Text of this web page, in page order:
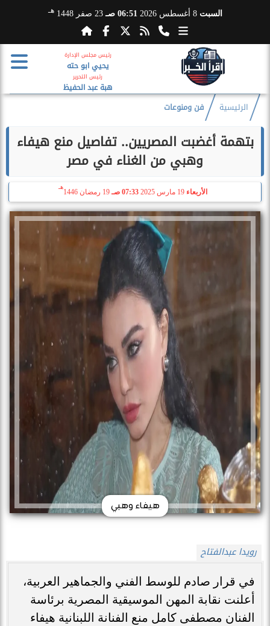
السبت 8 أغسطس 2026 06:51 صـ 23 صفر 1448 هـ
رئيس مجلس الإدارة
يحيي ابو حته
رئيس التحرير
هبة عبد الحفيظ
الرئيسية فن ومنوعات
بتهمة أغضبت المصريين.. تفاصيل منع هيفاء
وهبي من الغناء في مصر
الأربعاء 19 مارس 2025 07:33 صـ 19 رمضان 1446
هـ
هيفاء وهبي
رويدا عبدالفتاح
في قرار صادم للوسط الفني والجماهير العربية،
أعلنت نقابة المهن الموسيقية المصرية برئاسة
الفنان مصطفى كامل منع الفنانة اللبنانية هيفاء